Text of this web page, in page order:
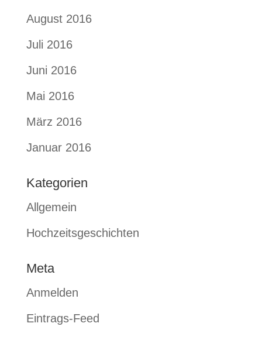
August 2016
Juli 2016
Juni 2016
Mai 2016
März 2016
Januar 2016
Kategorien
Allgemein
Hochzeitsgeschichten
Meta
Anmelden
Eintrags-Feed